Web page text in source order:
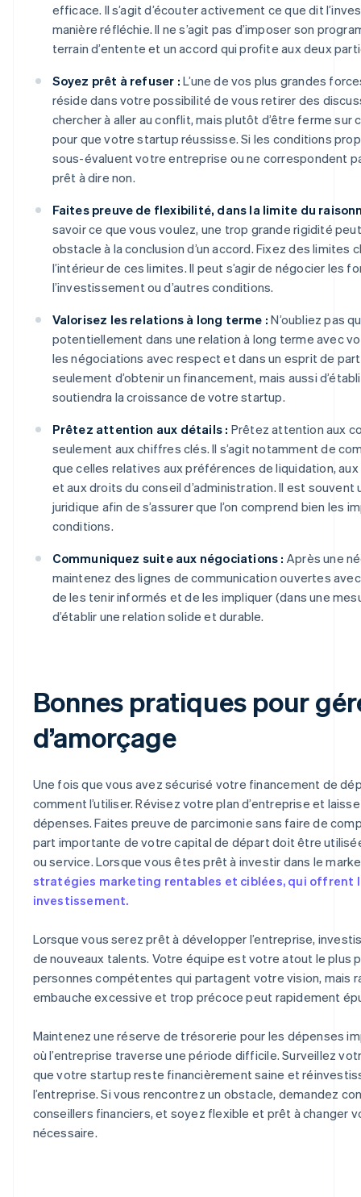
efficace. Il s’agit d’écouter activement ce que dit
manière réfléchie. Il ne s’agit pas d’imposer son
terrain d’entente et un accord qui profite aux deux
Soyez prêt à refuser : L’une de vos plus grandes
réside dans votre possibilité de vous retirer des
chercher à aller au conflit, mais plutôt d’être ferme sur
pour que votre startup réussisse. Si les conditions
sous-évaluent votre entreprise ou ne correspondent
prêt à dire non.
Faites preuve de flexibilité, dans la limite du
savoir ce que vous voulez, une trop grande rigidité
obstacle à la conclusion d’un accord. Fixez des limites
l’intérieur de ces limites. Il peut s’agir de négocier les
l’investissement ou d’autres conditions.
Valorisez les relations à long terme : N’oubliez pas
potentiellement dans une relation à long terme avec
les négociations avec respect et dans un esprit de
seulement d’obtenir un financement, mais aussi
soutiendra la croissance de votre startup.
Prêtez attention aux détails : Prêtez attention aux
seulement aux chiffres clés. Il s’agit notamment de
que celles relatives aux préférences de liquidation,
et aux droits du conseil d’administration. Il est souvent
juridique afin de s’assurer que l’on comprend bien les
conditions.
Communiquez suite aux négociations : Après une
maintenez des lignes de communication ouvertes
de les tenir informés et de les impliquer (dans une
d’établir une relation solide et durable.
Bonnes pratiques pour
d’amorçage
Une fois que vous avez sécurisé votre financement de
comment l’utiliser. Révisez votre plan d’entreprise et
dépenses. Faites preuve de parcimonie sans faire de
part importante de votre capital de départ doit être
ou service. Lorsque vous êtes prêt à investir dans le
stratégies marketing rentables et ciblées, qui offrent
investissement.
Lorsque vous serez prêt à développer l’entreprise,
de nouveaux talents. Votre équipe est votre atout le plus
personnes compétentes qui partagent votre vision, mais
embauche excessive et trop précoce peut rapidement
Maintenez une réserve de trésorerie pour les dépenses
où l’entreprise traverse une période difficile. Surveillez
que votre startup reste financièrement saine et
l’entreprise. Si vous rencontrez un obstacle, demandez
conseillers financiers, et soyez flexible et prêt à changer
nécessaire.